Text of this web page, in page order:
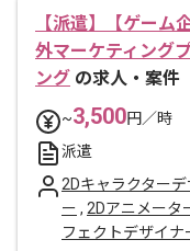
【派遣】【ゲーム
外マーケティング
ング の求人・案件
~3,500円／時
派遣
2Dキャラクター
ー , 2Dアニメータ
フェクトデザイナ